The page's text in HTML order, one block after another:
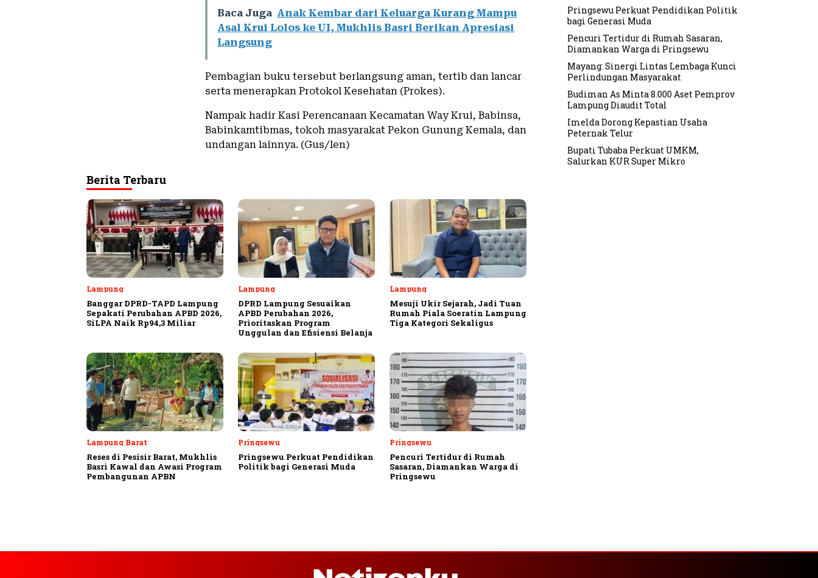
Baca Juga Anak Kembar dari Keluarga Kurang Mampu
Asal Krui Lolos ke UI, Mukhlis Basri Berikan Apresiasi
Langsung
Pembagian buku tersebut berlangsung aman, tertib dan lancar
serta menerapkan Protokol Kesehatan (Prokes).
Nampak hadir Kasi Perencanaan Kecamatan Way Krui, Babinsa,
Babinkamtibmas, tokoh masyarakat Pekon Gunung Kemala, dan
undangan lainnya. (Gus/len)
Berita Terbaru
Lampung
Banggar DPRD-TAPD Lampung
Sepakati Perubahan APBD 2026,
SiLPA Naik Rp94,3 Miliar
Lampung
DPRD Lampung Sesuaikan
APBD Perubahan 2026,
Prioritaskan Program
Unggulan dan Efisiensi Belanja
Lampung
Mesuji Ukir Sejarah, Jadi Tuan
Rumah Piala Soeratin Lampung
Tiga Kategori Sekaligus
Lampung Barat
Reses di Pesisir Barat, Mukhlis
Basri Kawal dan Awasi Program
Pembangunan APBN
Pringsewu
Pringsewu Perkuat Pendidikan
Politik bagi Generasi Muda
Pringsewu
Pencuri Tertidur di Rumah
Sasaran, Diamankan Warga di
Pringsewu
Pringsewu Perkuat Pendidikan Politik
bagi Generasi Muda
Pencuri Tertidur di Rumah Sasaran,
Diamankan Warga di Pringsewu
Mayang: Sinergi Lintas Lembaga Kunci
Perlindungan Masyarakat
Budiman As Minta 8.000 Aset Pemprov
Lampung Diaudit Total
Imelda Dorong Kepastian Usaha
Peternak Telur
Bupati Tubaba Perkuat UMKM,
Salurkan KUR Super Mikro